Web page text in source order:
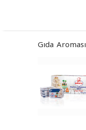
Gıda Aroması